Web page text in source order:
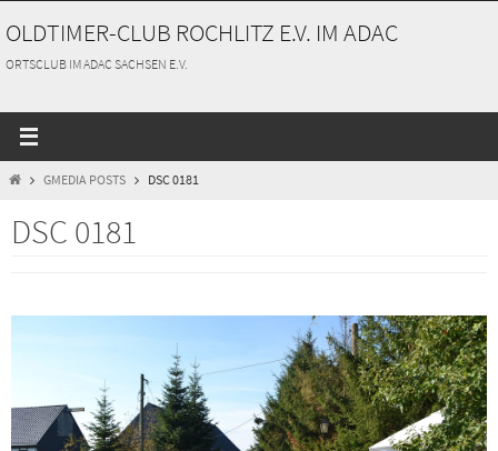
Inhalt
springen
OLDTIMER-CLUB ROCHLITZ E.V. IM ADAC
ORTSCLUB IM ADAC SACHSEN E.V.
STARTGMEDIA POSTS DSC 0181
DSC 0181